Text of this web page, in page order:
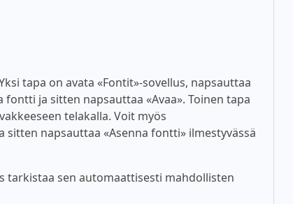
tapa on avata «Fontit»-sovellus, napsauttaa
ja sitten napsauttaa «Avaa». Toinen tapa
telakalla. Voit myös
napsauttaa «Asenna fontti» ilmestyvässä
tarkistaa sen automaattisesti mahdollisten